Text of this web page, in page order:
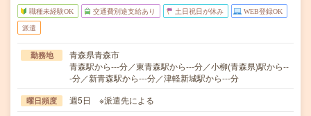
職種未経験OK 交通費別途支給あり 土日祝日が休み WEB登録OK
派遣
勤務地
青森県青森市
青森駅から---分／東青森駅から---分／小柳(青森県)駅から--
-分／新青森駅から---分／津軽新城駅から---分
曜日頻度 週5日 ※派遣先による